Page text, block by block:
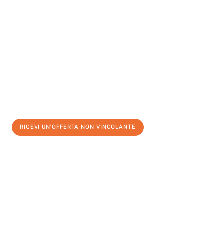
RICEVI UN'OFFERTA NON VINCOLANTE